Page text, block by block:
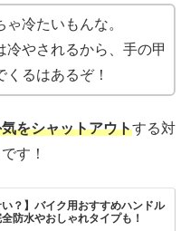
冷たいもんな。
冷やされるから、手の甲
るはあるぞ！
をシャットアウトする対
す！
い？】バイク用おすすめハンドル
防水やおしゃれタイプも！